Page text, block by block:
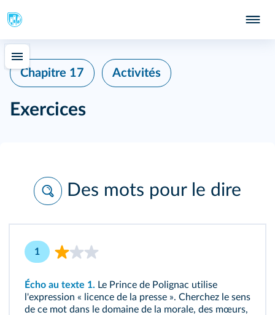
Chapitre 17 Activités
Exercices
Des mots pour le dire
1
Écho au texte 1. Le Prince de Polignac utilise
l'expression « licence de la presse ». Cherchez le sens
de ce mot dans le domaine de la morale, des mœurs,